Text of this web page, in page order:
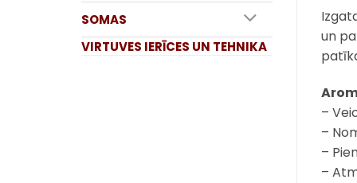
SOMAS
VIRTUVES IERĪCES UN TEHNIKA
un
–
–
–
–